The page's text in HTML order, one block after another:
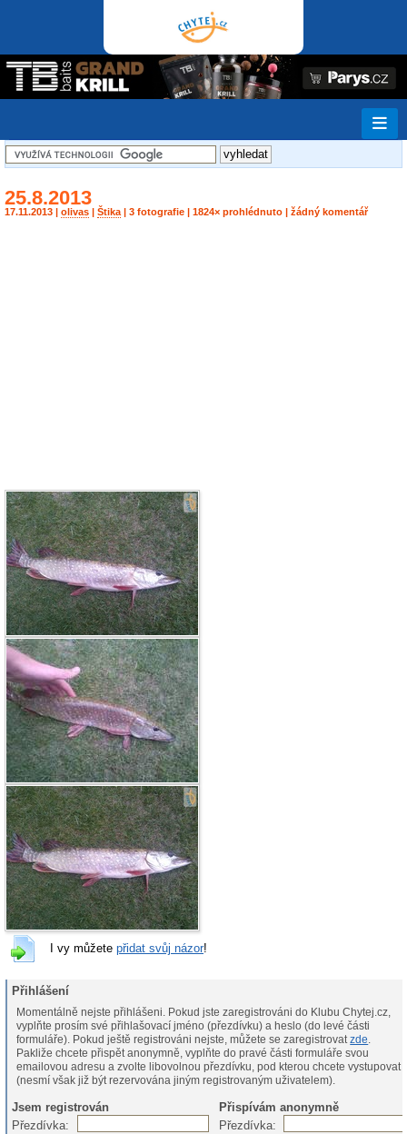
25.8.2013
17.11.2013 | olivas Štika | 3 fotografie | 1824× prohlédnuto | žádný komentář
I vy můžete přidat svůj názor!
Přihlášení
Momentálně nejste přihlášeni. Pokud jste zaregistrováni do Klubu Chytej.cz,
vyplňte prosím své přihlašovací jméno (přezdívku) a heslo (do levé části
formuláře). Pokud ještě registrováni nejste, můžete se zaregistrovatzde.
Pakliže chcete přispět anonymně, vyplňte do pravé části formuláře svou
emailovou adresu a zvolte libovolnou přezdívku, pod kterou chcete vystupovat
(nesmí však již být rezervována jiným registrovaným uživatelem).
Jsem registrován
Přispívám anonymně
Přezdívka:
Přezdívka: